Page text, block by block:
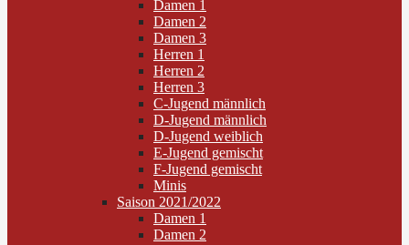
Damen 1
Damen 2
Damen 3
Herren 1
Herren 2
Herren 3
C-Jugend männlich
D-Jugend männlich
D-Jugend weiblich
E-Jugend gemischt
F-Jugend gemischt
Minis
Saison 2021/2022
Damen 1
Damen 2